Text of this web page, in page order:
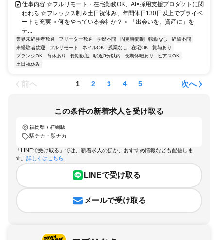
仕事内容 ☆フルリモート・在宅勤務OK、AI×採用支援プロダクトに関
われる ☆フレックス制＆土日祝休み、年間休日130日以上でプライベ
ートも充実 ＜何をやっている会社か？＞ 「出会いを、資産に」を
テ...
業界未経験者歓迎 フリーター歓迎 学歴不問 固定時間制 転勤なし
経験不問
未経験者歓迎
フルリモート ネイルOK 残業なし 在宅OK
賞与あり
ブランクOK
育休あり 長期歓迎 駅近5分以内 長期休暇あり
ピアスOK
土日祝休み
前へ 1 2 3 4 5 次へ
この条件の新着求人を受け取る
福岡県 / 朽網駅
駅チカ・駅ナカ
「LINEで受け取る」では、新着求人のほか、おすすめ情報なども配信しま
す。 詳しくはこちら
LINEで受け取る
メールで受け取る